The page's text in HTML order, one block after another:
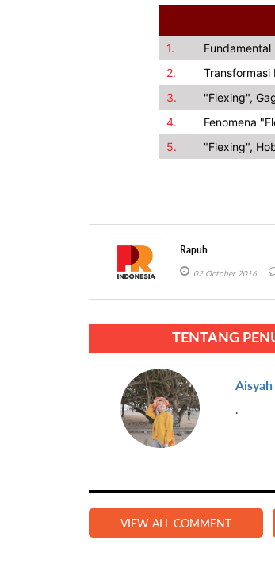
1.
2.
Transformasi
3.
"Flexing",
4.
Fenomena
5.
"Flexing",
Rapuh
02 October 2016
TENTANG
.
VIEW ALL COMMENT